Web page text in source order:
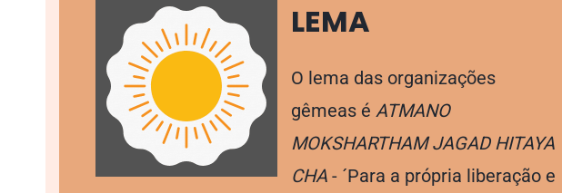
LEMA​
O lema das organizações
gêmeas é ATMANO
MOKSHARTHAM JAGAD HITAYA
CHA - ´Para a própria liberação e